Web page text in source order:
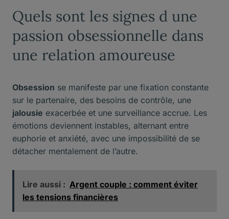
Quels sont les signes d une
passion obsessionnelle dans
une relation amoureuse
Obsession se manifeste par une fixation constante
sur le partenaire, des besoins de contrôle, une
jalousie exacerbée et une surveillance accrue. Les
émotions deviennent instables, alternant entre
euphorie et anxiété, avec une impossibilité de se
détacher mentalement de l’autre.
Lire aussi : Argent couple : comment éviter
les tensions financières